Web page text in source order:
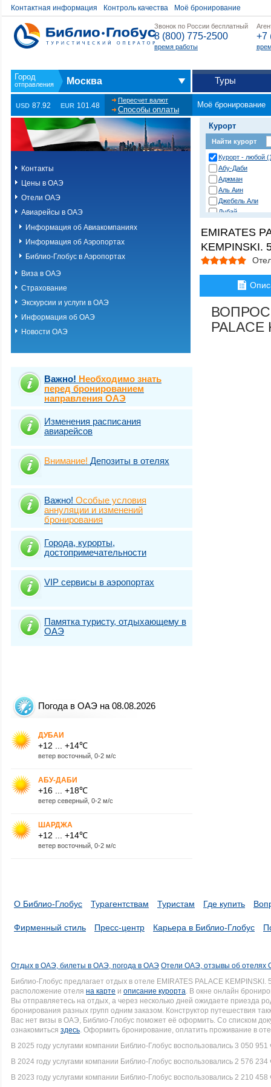
Контактная информация Контроль качества Моё бронирование
Звонок по России бесплатный
8 (800) 775-2500
время работы
+7
Москва Туры
USD 87.92 EUR 101.48
Пересчет валют
Способы оплаты
Моё бронирование
Контакты
Цены в ОАЭ
Отели ОАЭ
Авиарейсы в ОАЭ
Информация об Авиакомпаниях
Информация об Аэропортах
Библио-Глобус в Аэропортах
Виза в ОАЭ
Страхование
Экскурсии и услуги в ОАЭ
Информация об ОАЭ
Новости ОАЭ
Важно! Необходимо знать
перед бронированием
направления ОАЭ
Изменения расписания
авиарейсов
Внимание! Депозиты в отелях
Важно! Особые условия
аннуляции и изменений
бронирования
Города, курорты,
достопримечательности
VIP сервисы в аэропортах
Памятка туристу, отдыхающему в
ОАЭ
Погода в ОАЭ на 08.08.2026
ДУБАИ
+12 ... +14℃
ветер восточный, 0-2 м/с
АБУ-ДАБИ
+16 ... +18℃
ветер северный, 0-2 м/с
ШАРДЖА
+12 ... +14℃
ветер восточный, 0-2 м/с
Курорт
Найти курорт
Курорт - любой
Абу-Даби
Аджман
Аль Аин
Джебель Али
Дубай
Дубай (пустыня)
Дубай
Корфаккан
Палм Джумейра
Рас Аль Хайма
Умм Аль Кувейн
Фуджейра
Шарджа
EMIRATES
KEMPINSKI.
PALACE
О Библио-Глобус Турагентствам Туристам Где купить
Фирменный стиль Пресс-центр Карьера в Библио-Глобус
Отдых в ОАЭ, билеты в ОАЭ, погода в ОАЭ Отели ОАЭ, отзывы об отелях
Библио-Глобус предлагает отдых в отеле EMIRATES PALACE
расположение отеля на карте и описание курорта. В окне онлайн
Вы отправляетесь на отдых, а через несколько дней ожидаете приезда
бронирования разных групп одним заказом. Конструктор путешествия
Вас нет визы в ОАЭ, Библио-Глобус поможет её оформить. Со списком
ознакомиться здесь. Оформить бронирование, оплатить проживание в
В 2025 году услугами компании Библио-Глобус воспользовались 3 050 951
В 2024 году услугами компании Библио-Глобус воспользовались 2 576 234
В 2023 году услугами компании Библио-Глобус воспользовались 2 210 458